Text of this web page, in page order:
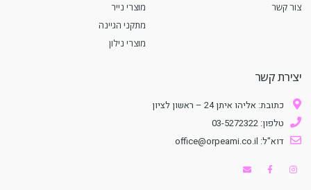
צור קשר
מוצרי נייר
מתקני הגיינה
מוצרי נילון
יצירת קשר
כתובת: אליהו איתן 24 – ראשון לציון
טלפון: 03-5272322
דוא"ל: office@orpeami.co.il